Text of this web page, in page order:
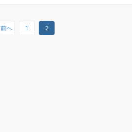
前へ 1 2